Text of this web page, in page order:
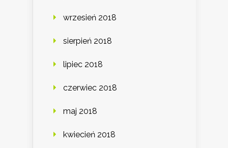
wrzesień 2018
sierpień 2018
lipiec 2018
czerwiec 2018
maj 2018
kwiecień 2018